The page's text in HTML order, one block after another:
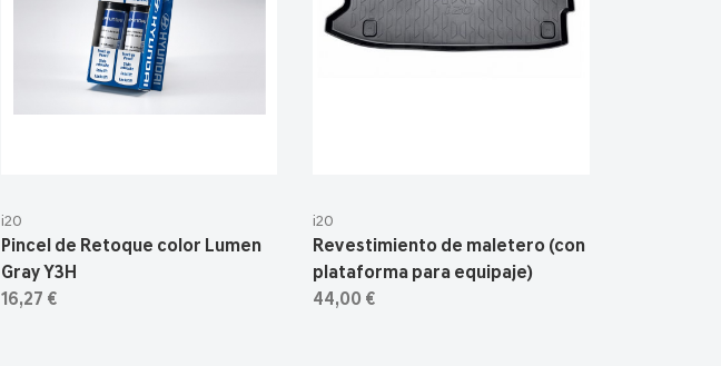
i20
Pincel de Retoque color Lumen
Gray Y3H
16,27 €
i20
Revestimiento de maletero (con
plataforma para equipaje)
44,00 €